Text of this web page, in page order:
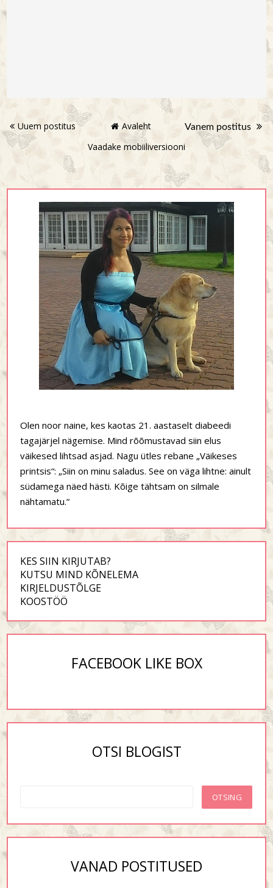
Uuem postitus Vanem postitus
Avaleht
Vaadake mobiiliversiooni
Olen noor naine, kes kaotas 21. aastaselt diabeedi
tagajärjel nägemise. Mind rõõmustavad siin elus
väikesed lihtsad asjad. Nagu ütles rebane „Väikeses
printsis“: „Siin on minu saladus. See on väga lihtne: ainult
südamega näed hästi. Kõige tähtsam on silmale
nähtamatu.“
KES SIIN KIRJUTAB?
KUTSU MIND KÕNELEMA
KIRJELDUSTÕLGE
KOOSTÖÖ
FACEBOOK LIKE BOX
OTSI BLOGIST
VANAD POSTITUSED